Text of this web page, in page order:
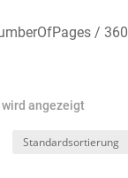
/ 360
angezeigt